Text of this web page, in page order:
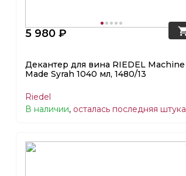
5 980 ₽
Декантер для вина RIEDEL Machine
Made Syrah 1040 мл, 1480/13
Riedel
В наличии, осталась последняя штука